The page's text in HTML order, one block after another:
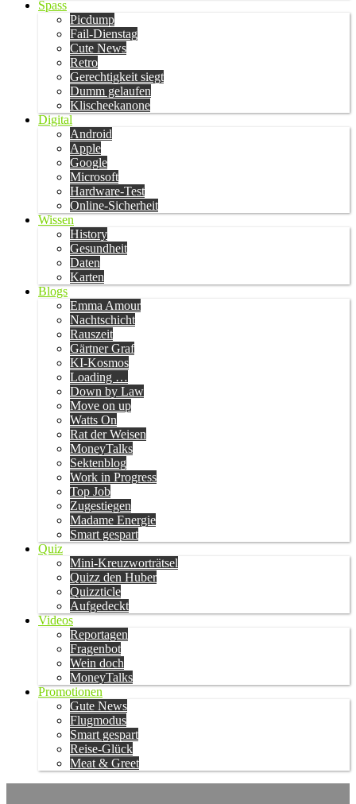
Spass
Picdump
Fail-Dienstag
Cute News
Retro
Gerechtigkeit siegt
Dumm gelaufen
Klischeekanone
Digital
Android
Apple
Google
Microsoft
Hardware-Test
Online-Sicherheit
Wissen
History
Gesundheit
Daten
Karten
Blogs
Emma Amour
Nachtschicht
Rauszeit
Gärtner Graf
KI-Kosmos
Loading …
Down by Law
Move on up
Watts On
Rat der Weisen
MoneyTalks
Sektenblog
Work in Progress
Top Job
Zugestiegen
Madame Energie
Smart gespart
Quiz
Mini-Kreuzworträtsel
Quizz den Huber
Quizzticle
Aufgedeckt
Videos
Reportagen
Fragenbot
Wein doch
MoneyTalks
Promotionen
Gute News
Flugmodus
Smart gespart
Reise-Glück
Meat & Greet